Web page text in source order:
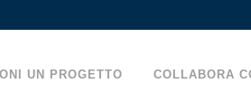
UN PROGETTO COLLABORA